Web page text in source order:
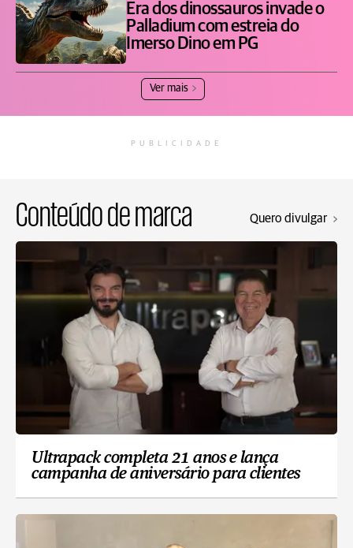
Era dos dinossauros invade o
Palladium com estreia do
Imerso Dino em PG
Ver mais
PUBLICIDADE
Conteúdo de marca Quero divulgar
Ultrapack completa 21 anos e lança
campanha de aniversário para clientes